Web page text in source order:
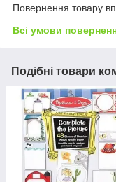
Повернення товару
Всі умови
Подібні товари